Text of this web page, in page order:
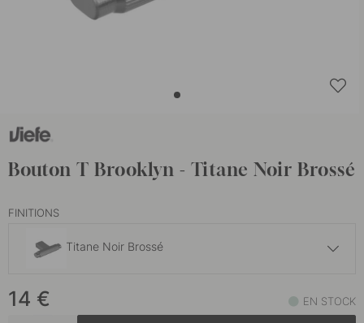
Bouton T Brooklyn - Titane Noir Brossé
FINITIONS
Titane Noir Brossé
En stock
14 € EN STOCK